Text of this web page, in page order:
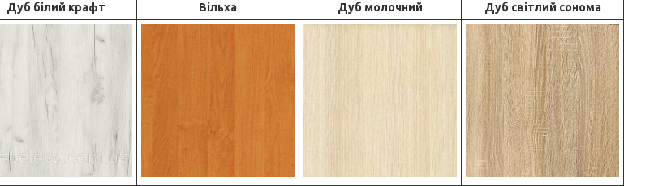
Дуб білий крафт Вільха Дуб молочний Дуб світлий сонома